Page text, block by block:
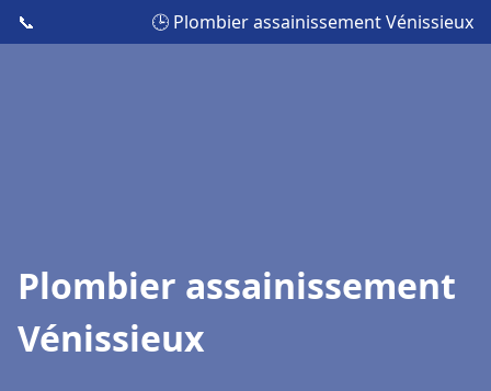
📞 🕒 Plombier assainissement Vénissieux
Plombier assainissement
Vénissieux